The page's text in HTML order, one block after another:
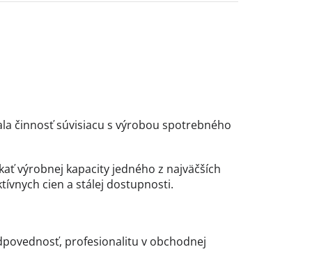
činnosť súvisiacu s výrobou spotrebného
výrobnej kapacity jedného z najväčších
cien a stálej dostupnosti.
profesionalitu v obchodnej